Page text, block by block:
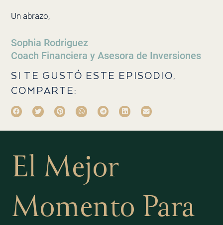
Un abrazo,
Sophia Rodriguez
Coach Financiera y Asesora de Inversiones
SI TE GUSTÓ ESTE EPISODIO,
COMPARTE:
El Mejor
Momento Para